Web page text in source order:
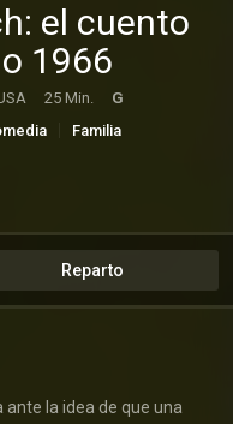
el cuento
1966
25 Min.
G
Familia
Reparto
ante la idea de que una